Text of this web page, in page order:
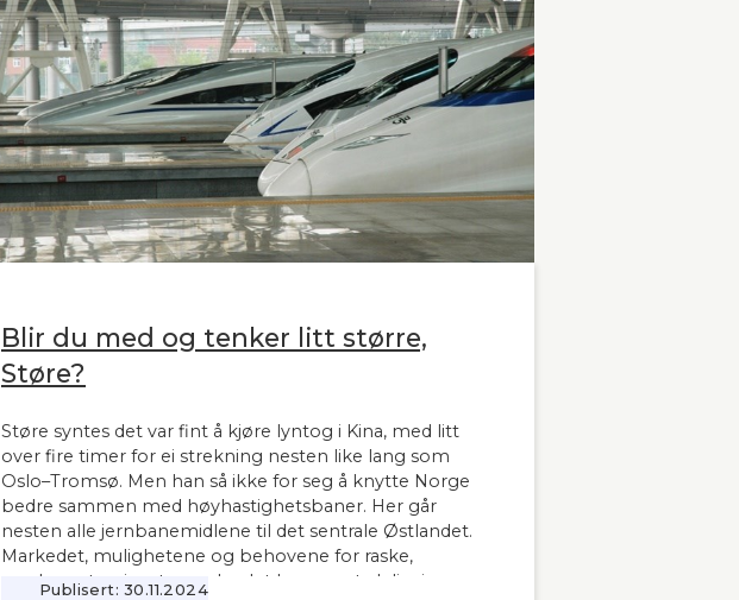
Blir du med og tenker litt større,
Støre?
Støre syntes det var fint å kjøre lyntog i Kina, med litt
over fire timer for ei strekning nesten like lang som
Oslo–Tromsø. Men han så ikke for seg å knytte Norge
bedre sammen med høyhastighetsbaner. Her går
nesten alle jernbanemidlene til det sentrale Østlandet.
Markedet, mulighetene og behovene for raske,
moderne tog i resten av landet har man tydeligvis
Publisert: 30.11.2024